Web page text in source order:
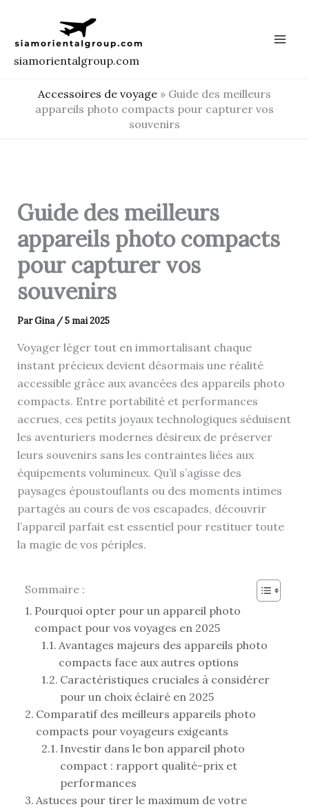
contenu
siamorientalgroup.com
Accessoires de voyage » Guide des meilleurs
appareils photo compacts pour capturer vos
souvenirs
Guide des meilleurs
appareils photo compacts
pour capturer vos
souvenirs
ParGina /5 mai 2025
Voyager léger tout en immortalisant chaque
instant précieux devient désormais une réalité
accessible grâce aux avancées des appareils photo
compacts. Entre portabilité et performances
accrues, ces petits joyaux technologiques séduisent
les aventuriers modernes désireux de préserver
leurs souvenirs sans les contraintes liées aux
équipements volumineux. Qu’il s’agisse des
paysages époustouflants ou des moments intimes
partagés au cours de vos escapades, découvrir
l’appareil parfait est essentiel pour restituer toute
la magie de vos périples.
Sommaire :
Pourquoi opter pour un appareil photo
compact pour vos voyages en 2025
Avantages majeurs des appareils photo
compacts face aux autres options
Caractéristiques cruciales à considérer
pour un choix éclairé en 2025
Comparatif des meilleurs appareils photo
compacts pour voyageurs exigeants
Investir dans le bon appareil photo
compact : rapport qualité-prix et
performances
Astuces pour tirer le maximum de votre